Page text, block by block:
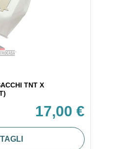
TNT X
17,00 €